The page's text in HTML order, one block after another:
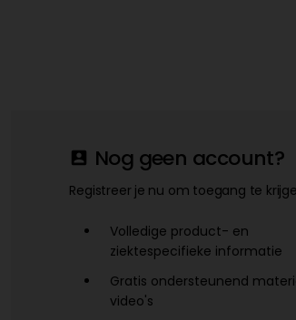
account_box Nog geen account?
Registreer je nu om toegang te
Volledige product- en
ziektespecifieke informatie
Gratis ondersteunend
video's